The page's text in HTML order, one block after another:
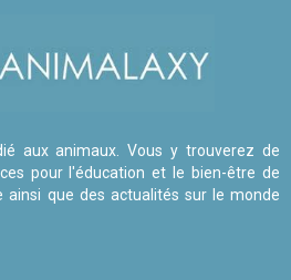
aux animaux. Vous y trouverez de
pour l'éducation et le bien-être de
ainsi que des actualités sur le monde